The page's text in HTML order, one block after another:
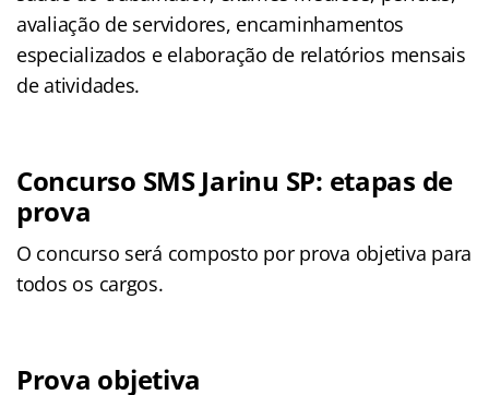
avaliação de servidores, encaminhamentos
especializados e elaboração de relatórios mensais
de atividades.
Concurso SMS Jarinu SP: etapas de
prova
O concurso será composto por prova objetiva para
todos os cargos.
Prova objetiva